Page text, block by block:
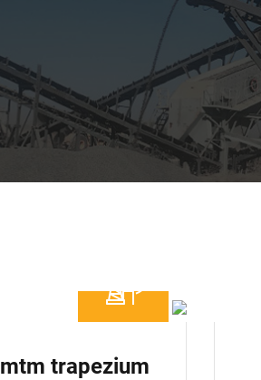
mtm trapezium چرخ